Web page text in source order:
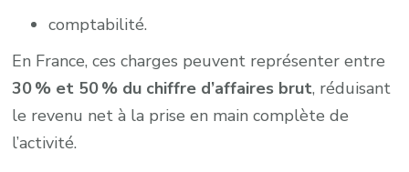
comptabilité.
En France, ces charges peuvent représenter entre
30 % et 50 % du chiffre d’affaires brut, réduisant
le revenu net à la prise en main complète de
l’activité.